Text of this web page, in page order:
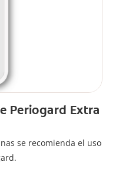
Periogard Extra
se recomienda el uso